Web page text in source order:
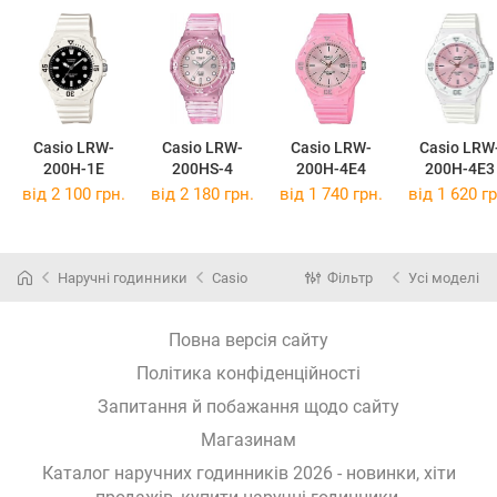
Casio LRW-
200H-1E
Casio LRW-
200HS-4
Casio LRW-
200H-4E4
Casio
200H-4E3
від 2 100 грн. від 2 180 грн. від 1 740 грн. від 1 620
Наручні годинники Casio Фільтр Усі моделі
Повна версія сайту
Політика конфіденційності
Запитання й побажання щодо сайту
Магазинам
Каталог наручних годинників 2026 - новинки, хіти